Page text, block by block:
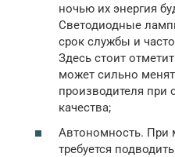
ночью их энергия
Светодиодные
срок службы и
Здесь стоит
может сильно
производителя при
качества;
Автономность. При
требуется